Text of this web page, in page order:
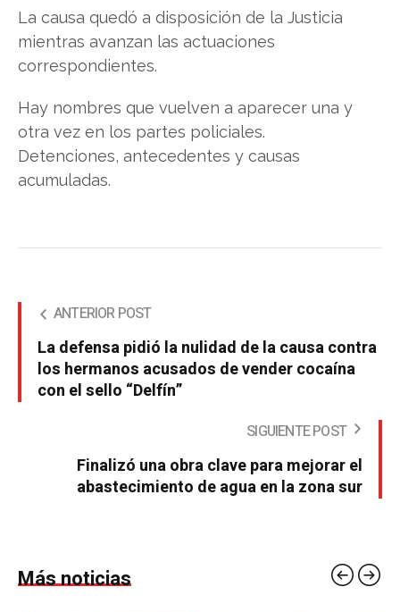
La causa quedó a disposición de la Justicia
mientras avanzan las actuaciones
correspondientes.
Hay nombres que vuelven a aparecer una y
otra vez en los partes policiales.
Detenciones, antecedentes y causas
acumuladas.
ANTERIOR POST
La defensa pidió la nulidad de la causa contra
los hermanos acusados de vender cocaína
con el sello “Delfín”
SIGUIENTE POST
Finalizó una obra clave para mejorar el
abastecimiento de agua en la zona sur
Más noticias